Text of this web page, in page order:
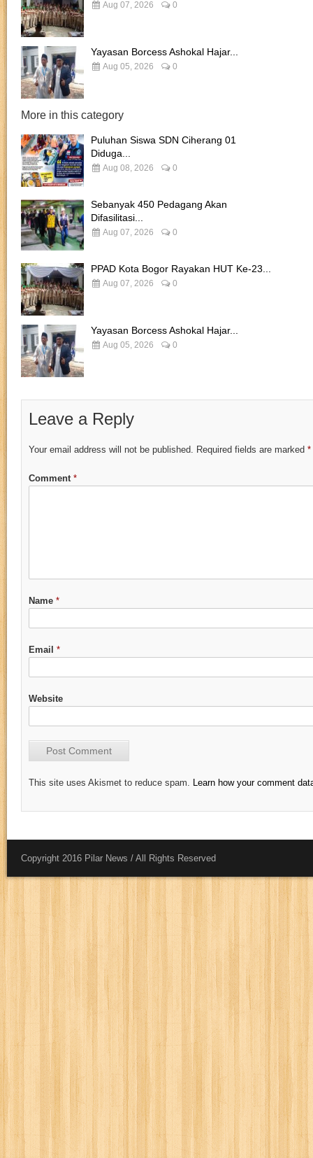
Aug 07, 2026 0
Yayasan Borcess Ashokal Hajar...
Aug 05, 2026 0
More in this category
Puluhan Siswa SDN Ciherang 01
Diduga...
Aug 08, 2026 0
Sebanyak 450 Pedagang Akan
Difasilitasi...
Aug 07, 2026 0
PPAD Kota Bogor Rayakan HUT Ke-23...
Aug 07, 2026 0
Yayasan Borcess Ashokal Hajar...
Aug 05, 2026 0
Leave a Reply
Your email address will not be published. Required fields are marked *
Comment *
Name *
Email *
Website
This site uses Akismet to reduce spam. Learn how your comment
Copyright 2016 Pilar News / All Rights Reserved